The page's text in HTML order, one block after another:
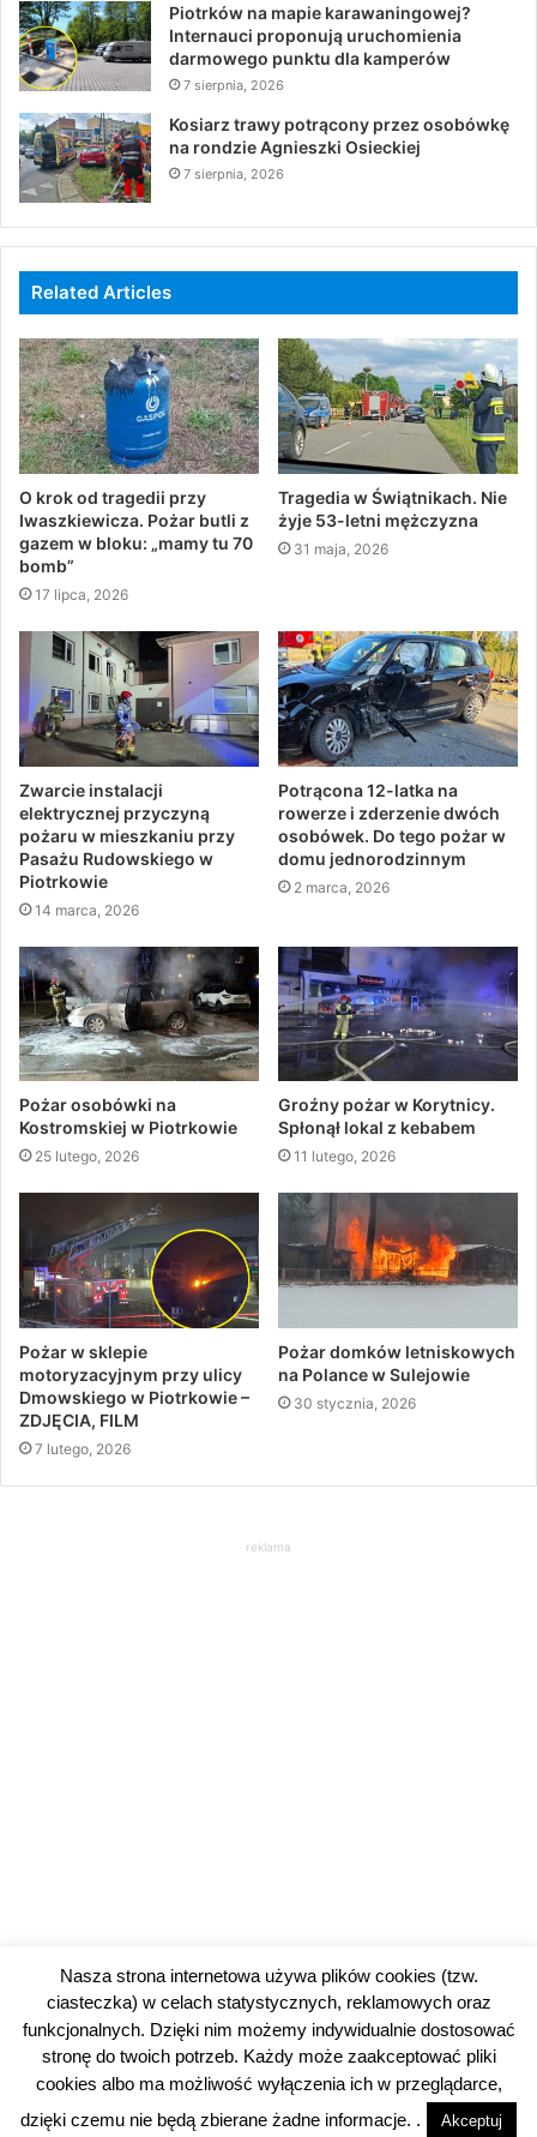
Piotrków na mapie karawaningowej?
Internauci proponują uruchomienia
darmowego punktu dla kamperów
7 sierpnia, 2026
Kosiarz trawy potrącony przez osobówkę
na rondzie Agnieszki Osieckiej
7 sierpnia, 2026
Related Articles
O krok od tragedii przy
Iwaszkiewicza. Pożar butli z
gazem w bloku: „mamy tu 70
bomb”
17 lipca, 2026
Tragedia w Świątnikach. Nie
żyje 53-letni mężczyzna
31 maja, 2026
Zwarcie instalacji
elektrycznej przyczyną
pożaru w mieszkaniu przy
Pasażu Rudowskiego w
Piotrkowie
14 marca, 2026
Potrącona 12-latka na
rowerze i zderzenie dwóch
osobówek. Do tego pożar w
domu jednorodzinnym
2 marca, 2026
Pożar osobówki na
Kostromskiej w Piotrkowie
25 lutego, 2026
Groźny pożar w Korytnicy.
Spłonął lokal z kebabem
11 lutego, 2026
Pożar w sklepie
motoryzacyjnym przy ulicy
Dmowskiego w Piotrkowie –
ZDJĘCIA, FILM
7 lutego, 2026
Pożar domków letniskowych
na Polance w Sulejowie
30 stycznia, 2026
reklama
Nasza strona internetowa używa plików cookies (tzw.
ciasteczka) w celach statystycznych, reklamowych oraz
funkcjonalnych. Dzięki nim możemy indywidualnie dostosować
stronę do twoich potrzeb. Każdy może zaakceptować pliki
cookies albo ma możliwość wyłączenia ich w przeglądarce,
dzięki czemu nie będą zbierane żadne informacje. .
Akceptuj